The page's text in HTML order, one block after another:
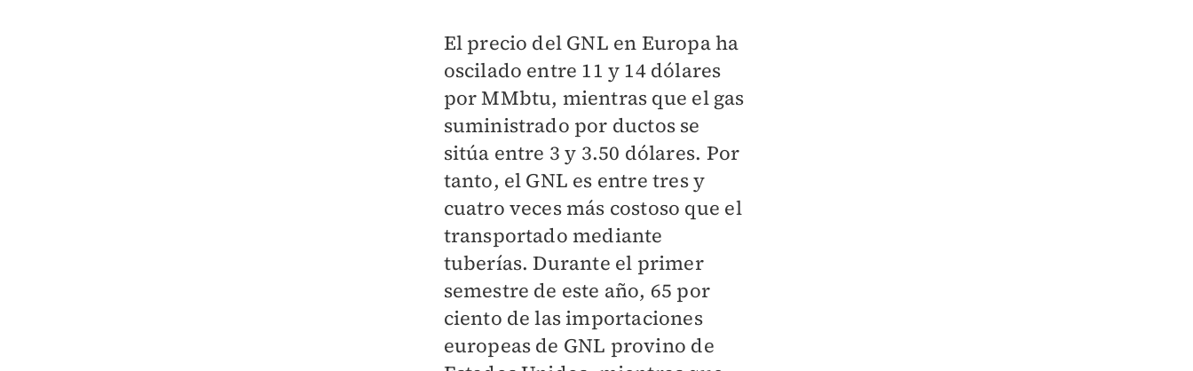
El precio del GNL en Europa ha
oscilado entre 11 y 14 dólares
por MMbtu, mientras que el gas
suministrado por ductos se
sitúa entre 3 y 3.50 dólares. Por
tanto, el GNL es entre tres y
cuatro veces más costoso que el
transportado mediante
tuberías. Durante el primer
semestre de este año, 65 por
ciento de las importaciones
europeas de GNL provino de